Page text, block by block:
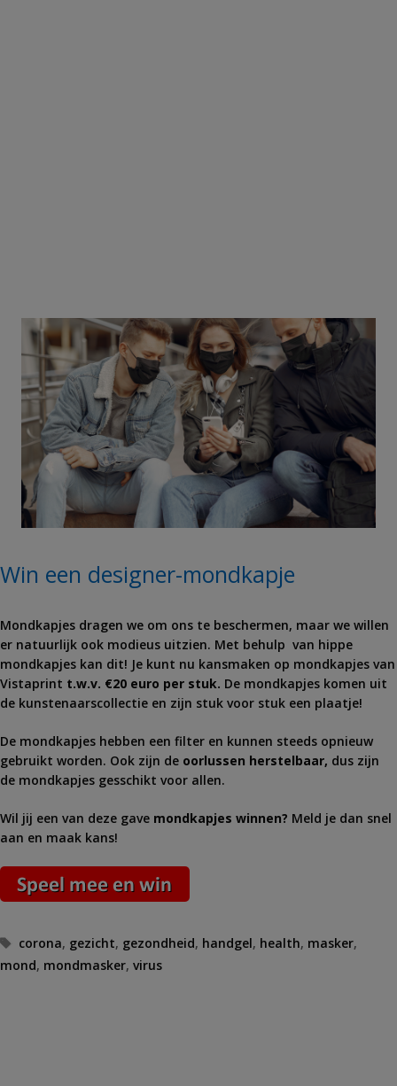
Win een designer-mondkapje
Mondkapjes dragen we om ons te beschermen, maar we willen
er natuurlijk ook modieus uitzien. Met behulp van hippe
mondkapjes kan dit! Je kunt nu kansmaken op mondkapjes van
Vistaprint t.w.v. €20 euro per stuk. De mondkapjes komen uit
de kunstenaarscollectie en zijn stuk voor stuk een plaatje!
De mondkapjes hebben een filter en kunnen steeds opnieuw
gebruikt worden. Ook zijn de oorlussen herstelbaar, dus zijn
de mondkapjes gesschikt voor allen.
Wil jij een van deze gave mondkapjes winnen? Meld je dan snel
aan en maak kans!
Tags
corona, gezicht, gezondheid, handgel, health, masker,
mond, mondmasker, virus